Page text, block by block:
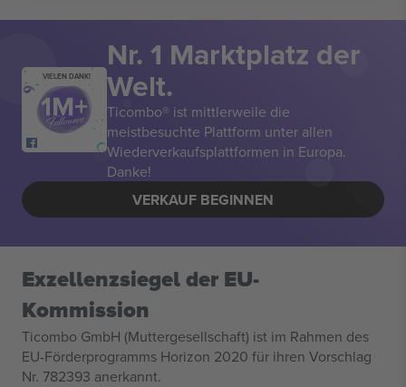
VIELEN DANK!
Nr. 1 Marktplatz der
Welt.
Ticombo® ist mittlerweile die
meistbesuchte Plattform unter allen
Wiederverkaufsplattformen in Europa.
Danke!
VERKAUF BEGINNEN
Exzellenzsiegel der EU-
Kommission
Ticombo GmbH (Muttergesellschaft) ist im Rahmen des
EU-Förderprogramms Horizon 2020 für ihren Vorschlag
Nr. 782393 anerkannt.